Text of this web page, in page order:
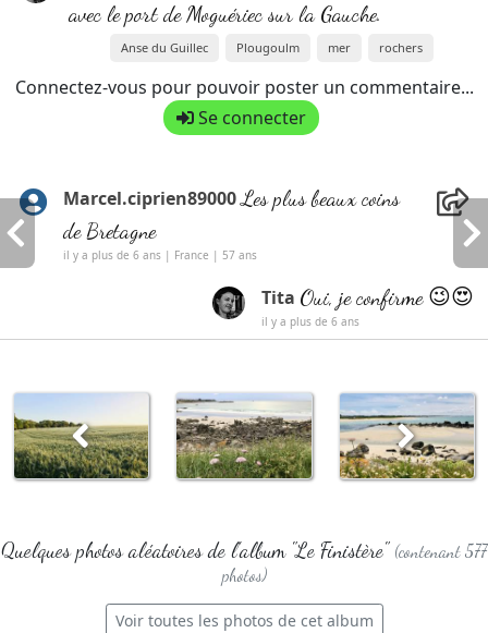
avec le port de Moguériec sur la Gauche.
Anse du Guillec Plougoulm mer rochers
Connectez-vous pour pouvoir poster un commentaire...
Se connecter
Marcel.ciprien89000Les plus beaux coins
de Bretagne
il y a plus de 6 ans | France | 57 ans
Tita Oui, je confirme 😉😍
il y a plus de 6 ans
Quelques photos aléatoires de l'album "Le Finistère" (contenant 577
photos)
Voir toutes les photos de cet album